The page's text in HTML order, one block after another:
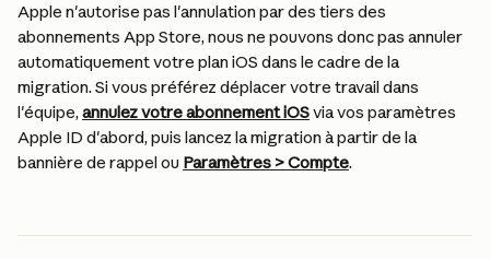
Apple n'autorise pas l'annulation par des tiers des
abonnements App Store, nous ne pouvons donc pas annuler
automatiquement votre plan iOS dans le cadre de la
migration. Si vous préférez déplacer votre travail dans
l'équipe, annulez votre abonnement iOS via vos paramètres
Apple ID d'abord, puis lancez la migration à partir de la
bannière de rappel ou Paramètres > Compte.